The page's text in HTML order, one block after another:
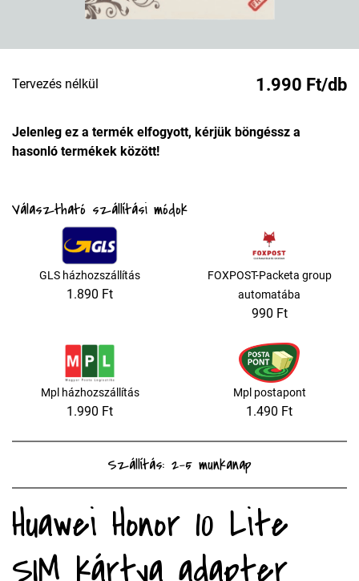
Tervezés nélkül 1.990 Ft/db
Jelenleg ez a termék elfogyott, kérjük böngéssz a
hasonló termékek között!
Választható szállítási módok
GLS házhozszállítás
1.890 Ft
FOXPOST-Packeta group
automatába
990 Ft
Mpl házhozszállítás
1.990 Ft
Mpl postapont
1.490 Ft
Szállítás: 2-5 munkanap
Huawei Honor 10 Lite
SIM kártya adapter